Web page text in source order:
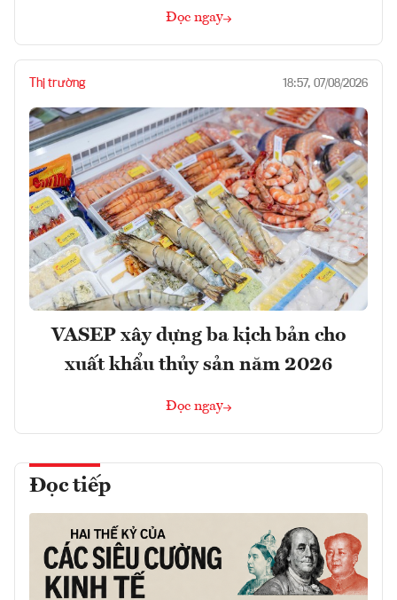
Đọc ngay
Thị trường 18:57, 07/08/2026
VASEP xây dựng ba kịch bản cho
xuất khẩu thủy sản năm 2026
Đọc ngay
Đọc tiếp